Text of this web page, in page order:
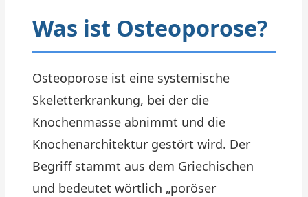
Was ist Osteoporose?
Osteoporose ist eine systemische
Skeletterkrankung, bei der die
Knochenmasse abnimmt und die
Knochenarchitektur gestört wird. Der
Begriff stammt aus dem Griechischen
und bedeutet wörtlich „poröser